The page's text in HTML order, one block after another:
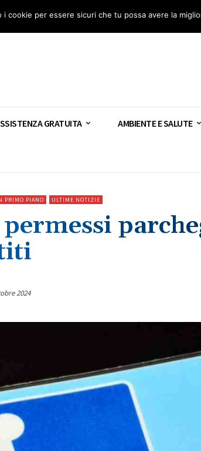
Amianto: aderisci Diventa Guardia Nazionale Amianto –
GRATUITA AMBIENTE E SALUTE
PRIMO PIANO ULTIME NOTIZIE
2024
i cookie per essere sicuri che tu possa avere la